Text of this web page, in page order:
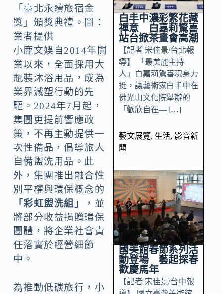
「臺北永續旅宿金
獎」頒獎典禮。圖：
業者提供
小鹿文娛自2014年開
業以來，全面採用大
瓶裝沐浴用品，成為
業界減塑行動的先
驅。2024年7月起，
集團更提前響應政
策，不再主動提供一
次性備品，倡導旅人
自備盥洗用品。此
外，集團推出融合性
別平權與環保概念的
「彩虹盥洗組」
，並
將部分收益捐贈環保
團體，將企業社會責
任落實於經營細節
中。
為推動低碳旅行，小
白丰中濃彩繁花藏
禪意 白嘉莉驚喜
站台掀茶畫會高潮
【記者 宋佳景/台北報
導】 「最美麗主持
人」白嘉莉驚喜現身力
挺，讓藝術家白丰中在
佛光山文化院舉辦的
「歡欣自在— […]
藝文展覽, 生活, 影音新
聞
國美館春節系列活
動登場 藝起探春
歡慶馬年
【記者 宋佳景/台中報